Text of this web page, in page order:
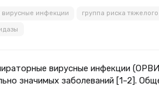
вирусные инфекции группа риска
вирусные инфекции
значимых заболеваний [1–2].